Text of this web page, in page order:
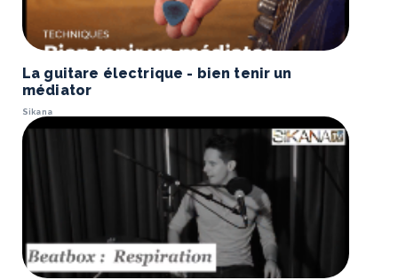
La guitare électrique - bien tenir un
médiator
Sikana